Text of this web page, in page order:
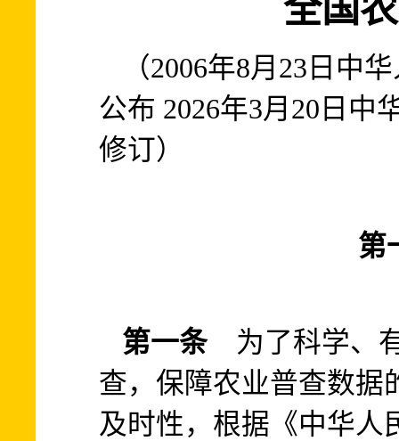
全国
（2006年8月23日中
公布 2026年3月20日中
修订）
第
第一条为了科学、有
查，保障农业普查数据
及时性，根据《中华人